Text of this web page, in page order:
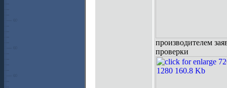
производителем
проверки